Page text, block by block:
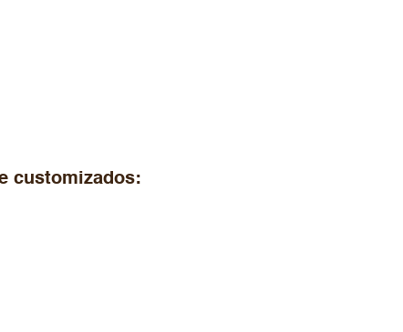
customizados: